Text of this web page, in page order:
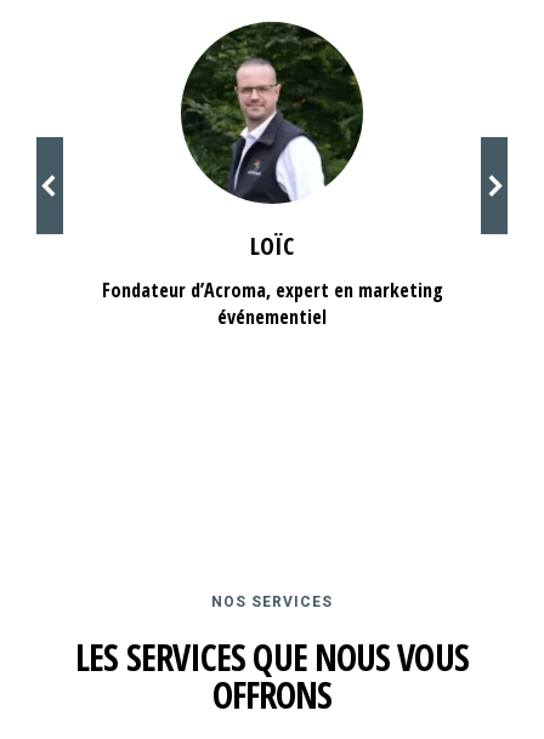
LOÏC
Fondateur d’Acroma, expert en marketing
événementiel
NOS SERVICES
LES SERVICES QUE NOUS VOUS
OFFRONS